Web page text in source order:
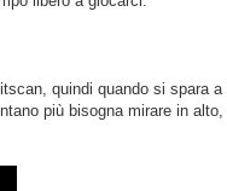
quindi quando si spara a
più bisogna mirare in